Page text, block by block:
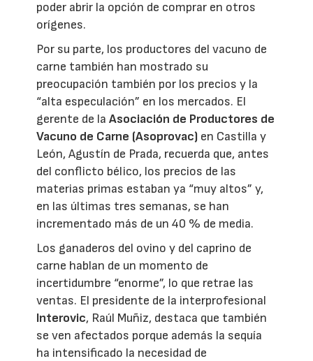
poder abrir la opción de comprar en otros
orígenes.
Por su parte, los productores del vacuno de
carne también han mostrado su
preocupación también por los precios y la
“alta especulación” en los mercados. El
gerente de laAsociación de Productores de
Vacuno de Carne (Asoprovac) en Castilla y
León, Agustín de Prada, recuerda que, antes
del conflicto bélico, los precios de las
materias primas estaban ya “muy altos” y,
en las últimas tres semanas, se han
incrementado más de un 40 % de media.
Los ganaderos del ovino y del caprino de
carne hablan de un momento de
incertidumbre “enorme”, lo que retrae las
ventas. El presidente de la interprofesional
Interovic, Raúl Muñiz, destaca que también
se ven afectados porque además la sequía
ha intensificado la necesidad de